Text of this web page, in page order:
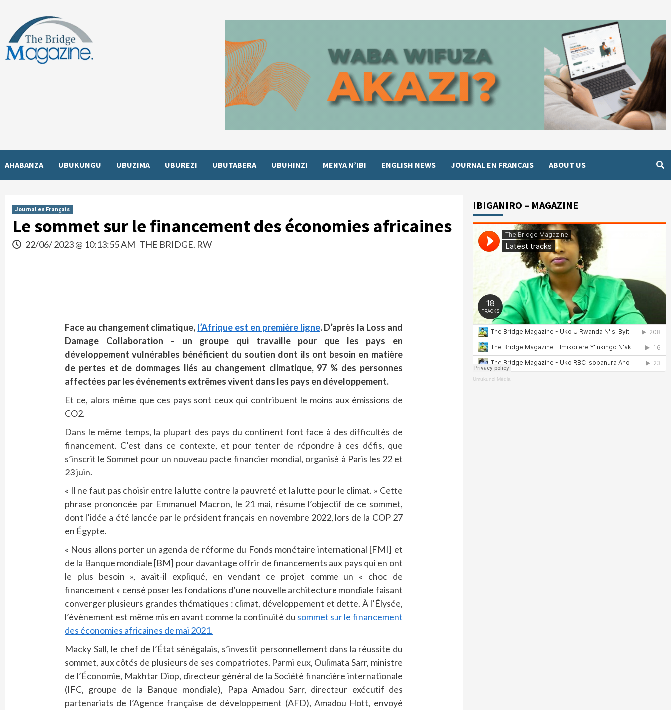
content
AHABANZA UBUKUNGU UBUZIMA UBUREZI UBUTABERA UBUHINZI MENYA N’IBI ENGLISH NEWS JOURNAL EN FRANCAIS ABOUT US
Journal en Français
Le sommet sur le financement des économies africaines
22/06/ 2023 @ 10:13:55 AM THE BRIDGE. RW
Face au changement climatique, l’Afrique est en première ligne. D’après la Loss and
Damage Collaboration – un groupe qui travaille pour que les pays en
développement vulnérables bénéficient du soutien dont ils ont besoin en matière
de pertes et de dommages liés au changement climatique, 97 % des personnes
affectées par les événements extrêmes vivent dans les pays en développement.
Et ce, alors même que ces pays sont ceux qui contribuent le moins aux émissions de
CO2.
Dans le même temps, la plupart des pays du continent font face à des difficultés de
financement. C’est dans ce contexte, et pour tenter de répondre à ces défis, que
s’inscrit le Sommet pour un nouveau pacte financier mondial, organisé à Paris les 22 et
23 juin.
« Il ne faut pas choisir entre la lutte contre la pauvreté et la lutte pour le climat. » Cette
phrase prononcée par Emmanuel Macron, le 21 mai, résume l’objectif de ce sommet,
dont l’idée a été lancée par le président français en novembre 2022, lors de la COP 27
en Égypte.
« Nous allons porter un agenda de réforme du Fonds monétaire international [FMI] et
de la Banque mondiale [BM] pour davantage offrir de financements aux pays qui en ont
le plus besoin », avait-il expliqué, en vendant ce projet comme un « choc de
financement » censé poser les fondations d’une nouvelle architecture mondiale faisant
converger plusieurs grandes thématiques : climat, développement et dette. À l’Élysée,
l’évènement est même mis en avant comme la continuité du sommet sur le financement
des économies africaines de mai 2021.
Macky Sall, le chef de l’État sénégalais, s’investit personnellement dans la réussite du
sommet, aux côtés de plusieurs de ses compatriotes. Parmi eux, Oulimata Sarr, ministre
de l’Économie, Makhtar Diop, directeur général de la Société financière internationale
(IFC, groupe de la Banque mondiale), Papa Amadou Sarr, directeur exécutif des
partenariats de l’Agence française de développement (AFD), Amadou Hott, envoyé
IBIGANIRO – MAGAZINE
Umukunzi Média